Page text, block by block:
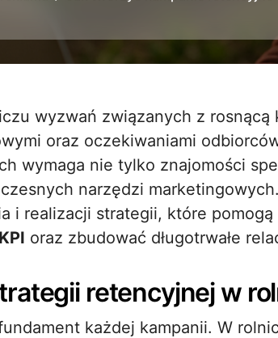
oraz oczekiwaniami
wymaga nie tylko znajomości
narzędzi
i realizacji strategii, które
KPI oraz zbudować długotrwałe
retencyjnej w
każdej kampanii. W